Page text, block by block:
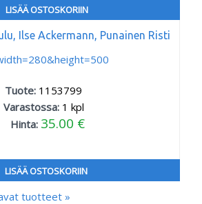
LISÄÄ OSTOSKORIIN
Ilse Ackermann, Punainen Risti
Tuote: 1153799
Varastossa: 1 kpl
Hinta: 35.00 €
LISÄÄ OSTOSKORIIN
tuotteet »